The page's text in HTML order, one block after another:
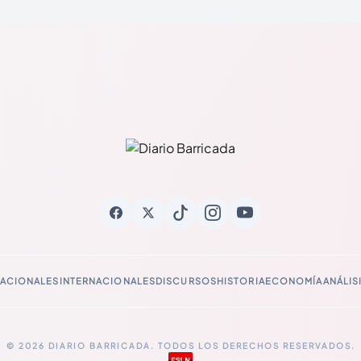
INTERNACIONALESDISCURSOSHISTORIAECONOMÍA
© 2026 DIARIO BARRICADA. TODOS LOS DERECHOS RESERVADOS.